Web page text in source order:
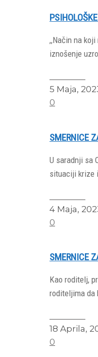
,,Način na
iznošenje
5 Maja,
0
SMERNICE
U saradnji sa
situaciji krize
4 Maja,
0
SMERNICE
Kao roditelj,
roditeljima da
18 Aprila,
0